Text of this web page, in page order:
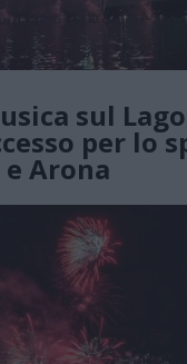
sul
per lo
Arona